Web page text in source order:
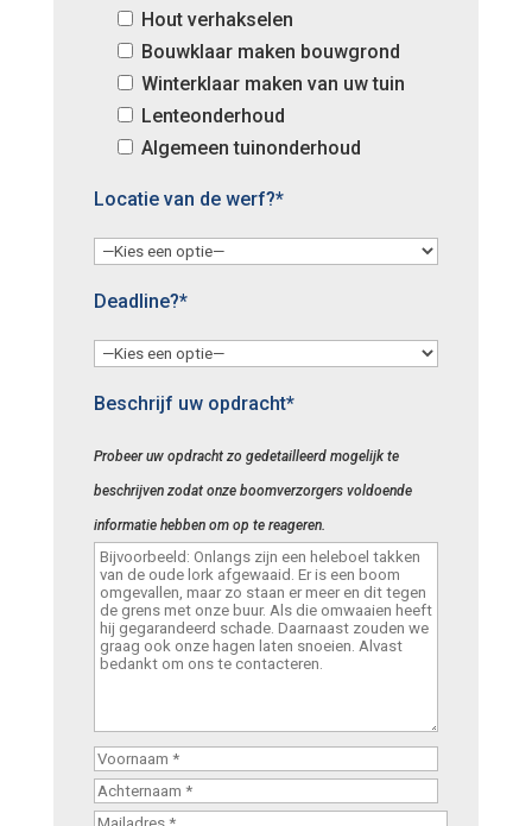
Hout verhakselen
Bouwklaar maken bouwgrond
Winterklaar maken van uw tuin
Lenteonderhoud
Algemeen tuinonderhoud
Locatie van de werf?*
Deadline?*
Beschrijf uw opdracht*
Probeer uw opdracht zo gedetailleerd mogelijk te
beschrijven zodat onze boomverzorgers voldoende
informatie hebben om op te reageren.